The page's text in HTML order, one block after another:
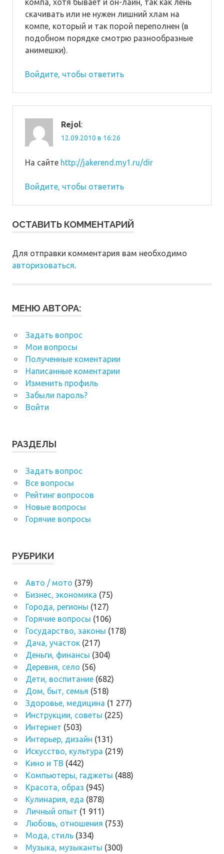
компа, хотя бывает и он-лайн, так как лень
скачивать или не нужен лишний хлам на
компе, который и так порой переполнен (в
подобном порядке смотрю разнообразные
анимешки).
Войдите, чтобы ответить
Rejol:
12.09.2010 в 16:26
На сайте http://jakerend.my1.ru/dir
Войдите, чтобы ответить
ОСТАВИТЬ КОММЕНТАРИЙ
Для отправки комментария вам необходимо
авторизоваться.
МЕНЮ АВТОРА:
Задать вопрос
Мои вопросы
Полученные коментарии
Написанные коментарии
Изменить профиль
Забыли пароль?
Войти
РАЗДЕЛЫ
Задать вопрос
Все вопросы
Рейтинг вопросов
Новые вопросы
Горячие вопросы
РУБРИКИ
Авто / мото (379)
Бизнес, экономика (75)
Города, регионы (127)
Горячие вопросы (106)
Государство, законы (178)
Дача, участок(217)
Деньги, финансы (304)
Деревня, село (56)
Дети, воспитание(682)
Дом, быт, семья (518)
Здоровье, медицина (1 277)
Инструкции, советы (225)
Интернет (503)
Интерьер, дизайн (131)
Искусство, культура (219)
Кино и ТВ (442)
Компьютеры, гаджеты (488)
Красота, образ (945)
Кулинария, еда (878)
Личный опыт (1 911)
Любовь, отношения (753)
Мода, стиль(334)
Музыка, музыканты (300)